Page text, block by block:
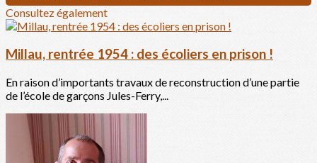
Consultez également
Millau, rentrée 1954 : des écoliers en prison !
En raison d’importants travaux de reconstruction d’une partie
de l’école de garçons Jules-Ferry,...